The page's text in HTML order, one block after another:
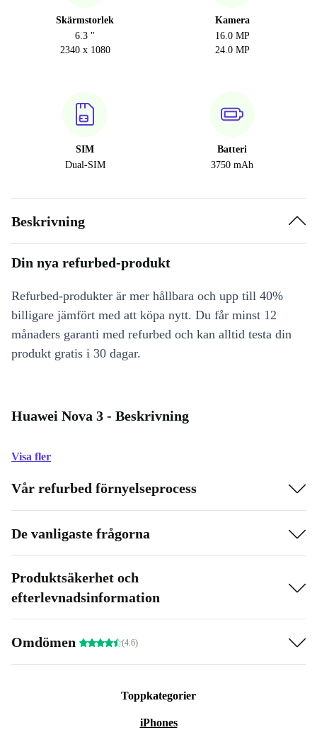
Skärmstorlek
6.3 "
2340 x 1080
Kamera
16.0 MP
24.0 MP
SIM
Dual-SIM
Batteri
3750 mAh
Beskrivning
Din nya refurbed-produkt
Refurbed-produkter är mer hållbara och upp till 40%
billigare jämfört med att köpa nytt. Du får minst 12
månaders garanti med refurbed och kan alltid testa din
produkt gratis i 30 dagar.
Huawei Nova 3 - Beskrivning
Visa fler
Vår refurbed förnyelseprocess
De vanligaste frågorna
Produktsäkerhet och
efterlevnadsinformation
Omdömen (4.6)
Toppkategorier
iPhones